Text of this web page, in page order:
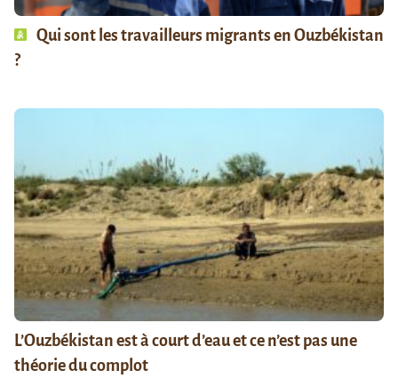
Qui sont les travailleurs migrants en Ouzbékistan
?
L’Ouzbékistan est à court d’eau et ce n’est pas une
théorie du complot